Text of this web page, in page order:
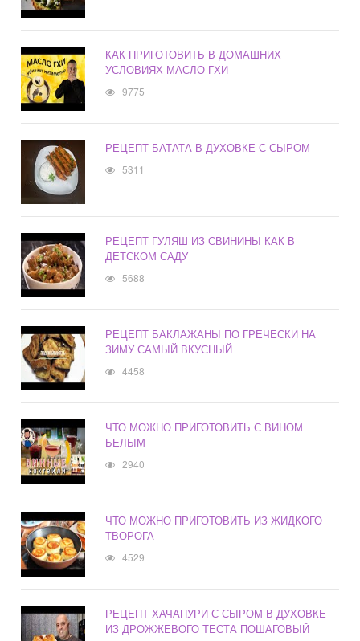
КАК ПРИГОТОВИТЬ В ДОМАШНИХ
УСЛОВИЯХ МАСЛО ГХИ
9775
РЕЦЕПТ БАТАТА В ДУХОВКЕ С СЫРОМ
5311
РЕЦЕПТ ГУЛЯШ ИЗ СВИНИНЫ КАК В
ДЕТСКОМ САДУ
5688
РЕЦЕПТ БАКЛАЖАНЫ ПО ГРЕЧЕСКИ НА
ЗИМУ САМЫЙ ВКУСНЫЙ
4458
ЧТО МОЖНО ПРИГОТОВИТЬ С ВИНОМ
БЕЛЫМ
2940
ЧТО МОЖНО ПРИГОТОВИТЬ ИЗ ЖИДКОГО
ТВОРОГА
4529
РЕЦЕПТ ХАЧАПУРИ С СЫРОМ В ДУХОВКЕ
ИЗ ДРОЖЖЕВОГО ТЕСТА ПОШАГОВЫЙ